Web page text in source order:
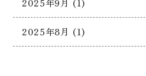
2025年9月 (1)
2025年8月 (1)